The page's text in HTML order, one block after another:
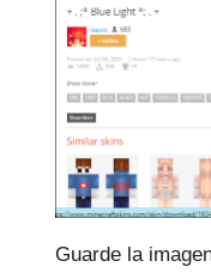
Guarde la